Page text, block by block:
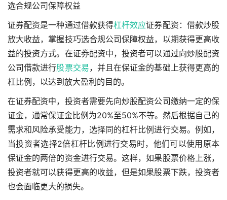
选合规公司保障权益
证券配资是一种通过借款获得杠杆效应证券配资：借款炒股
放大收益，掌握技巧选合规公司保障权益，以期获得更高收
益的投资方式。在证券配资中，投资者可以通过向炒股配资
公司借款进行股票交易，并且在保证金的基础上获得更高的
杠比例，以达到放大盈利的目的。
在证券配资中，投资者需要先向炒股配资公司缴纳一定的保
证金，通常保证金比例为20%至50%不等。然后根据自己的
需求和风险承受能力，选择同的杠杆比例进行交易。例如，
当投资者选择2倍杠杆比例进行交易时，他们可以使用原本
保证金的两倍的资金进行交易。这样，如果股票价格上涨，
投资者就可以获得更高的收益，但是如果股票下跌，投资者
也会面临更大的损失。